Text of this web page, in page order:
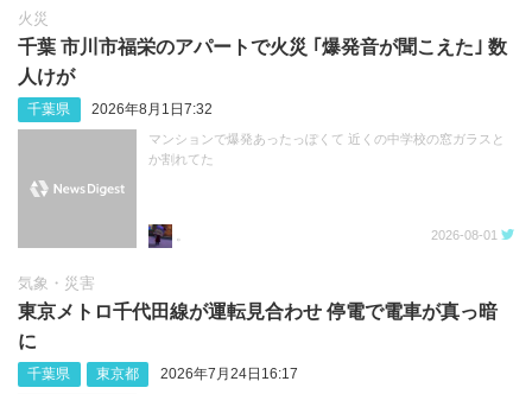
火災
千葉 市川市福栄のアパートで火災 ｢爆発音が聞こえた｣ 数
人けが
千葉県 2026年8月1日7:32
マンションで爆発あったっぽくて 近くの中学校の窓ガラスと
か割れてた
2026-08-01
気象・災害
東京メトロ千代田線が運転見合わせ 停電で電車が真っ暗
に
千葉県 東京都 2026年7月24日16:17